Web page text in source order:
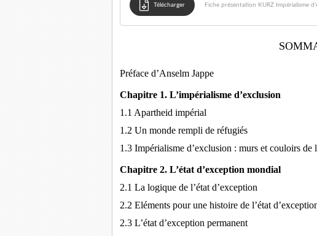
Télécharger Fiche présentation KURZ Impérialisme
Préface d’Anselm Jappe
Chapitre 1. L’impérialisme d’exclusion
1.1 Apartheid impérial
1.2 Un monde rempli de réfugiés
1.3 Impérialisme d’exclusion : murs et couloirs de
Chapitre 2. L’état d’exception mondial
2.1 La logique de l’état d’exception
2.2 Eléments pour une histoire de l’état
2.3 L’état d’exception permanent